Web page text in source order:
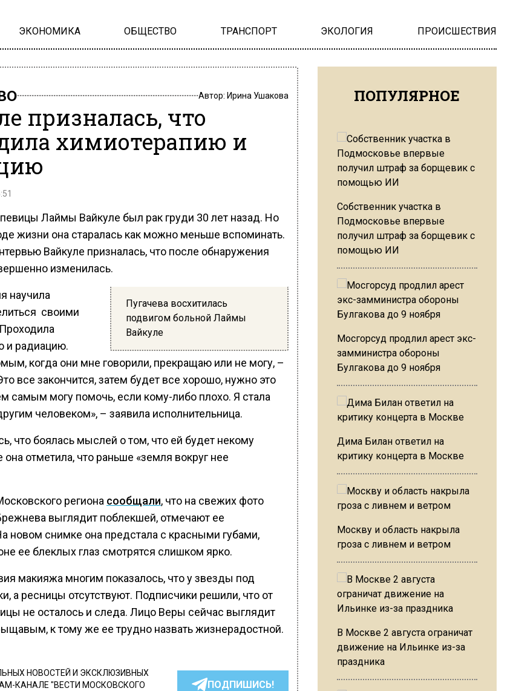
ЭКОНОМИКА ОБЩЕСТВО ТРАНСПОРТ ЭКОЛОГИЯ ПРОИСШЕСТВИЯ
Автор: Ирина Ушакова
призналась, что
химиотерапию и
Лаймы Вайкуле был рак груди 30 лет назад. Но
жизни она старалась как можно меньше вспоминать.
Вайкуле призналась, что после обнаружения
изменилась.
Пугачева восхитилась
подвигом больной Лаймы
Вайкуле
научила
своими
и радиацию.
когда они мне говорили, прекращаю или не могу, –
все закончится, затем будет все хорошо, нужно это
самым могу помочь, если кому-либо плохо. Я стала
человеком», – заявила исполнительница.
что боялась мыслей о том, что ей будет некому
отметила, что раньше «земля вокруг нее
региона сообщали, что на свежих фото
выглядит поблекшей, отмечают ее
новом снимке она предстала с красными губами,
ее блеклых глаз смотрятся слишком ярко.
макияжа многим показалось, что у звезды под
а ресницы отсутствуют. Подписчики решили, что от
не осталось и следа. Лицо Веры сейчас выглядит
к тому же ее трудно назвать жизнерадостной.
НОВОСТЕЙ И ЭКСКЛЮЗИВНЫХ
КАНАЛЕ "ВЕСТИ МОСКОВСКОГО
ПОДПИШИСЬ!
ПОПУЛЯРНОЕ
Собственник участка в
Подмосковье впервые
получил штраф за борщевик с
помощью ИИ
Мосгорсуд продлил арест экс-
замминистра обороны
Булгакова до 9 ноября
Дима Билан ответил на
критику концерта в Москве
Москву и область накрыла
гроза с ливнем и ветром
В Москве 2 августа ограничат
движение на Ильинке из-за
праздника